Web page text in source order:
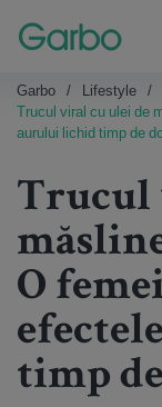
Garbo
Lifestyle
Trucul viral cu ulei de
aurului lichid timp de
Trucul
O
timp